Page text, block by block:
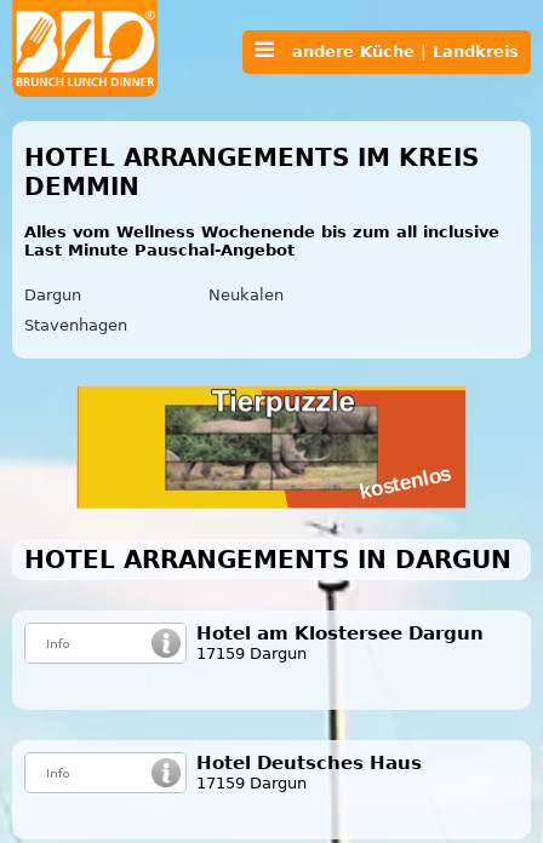
andere Küche | Landkreis
HOTEL ARRANGEMENTS IM KREIS
DEMMIN
Alles vom Wellness Wochenende bis zum all inclusive
Last Minute Pauschal-Angebot
Dargun
Neukalen
Stavenhagen
HOTEL ARRANGEMENTS IN DARGUN
Hotel am Klostersee Dargun
17159 Dargun
Hotel Deutsches Haus
17159 Dargun